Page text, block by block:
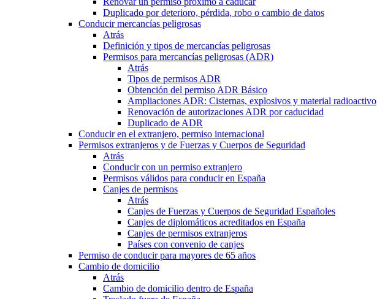
Duplicado por deterioro, pérdida, robo o cambio de datos
Conducir mercancías peligrosas
Atrás
Definición y tipos de mercancías peligrosas
Permisos para mercancías peligrosas (ADR)
Atrás
Tipos de permisos ADR
Obtención del permiso ADR Básico
Ampliaciones ADR: Cisternas, explosivos y material radioactivo
Renovación de autorizaciones ADR por caducidad
Duplicado de ADR
Conducir en el extranjero, permiso internacional
Permisos extranjeros y de Fuerzas y Cuerpos de Seguridad
Atrás
Conducir con un permiso extranjero
Permisos válidos para conducir en España
Canjes de permisos
Atrás
Canjes de Fuerzas y Cuerpos de Seguridad Españoles
Canjes de diplomáticos acreditados en España
Canjes de permisos extranjeros
Países con convenio de canjes
Permiso de conducir para mayores de 65 años
Cambio de domicilio
Atrás
Cambio de domicilio dentro de España